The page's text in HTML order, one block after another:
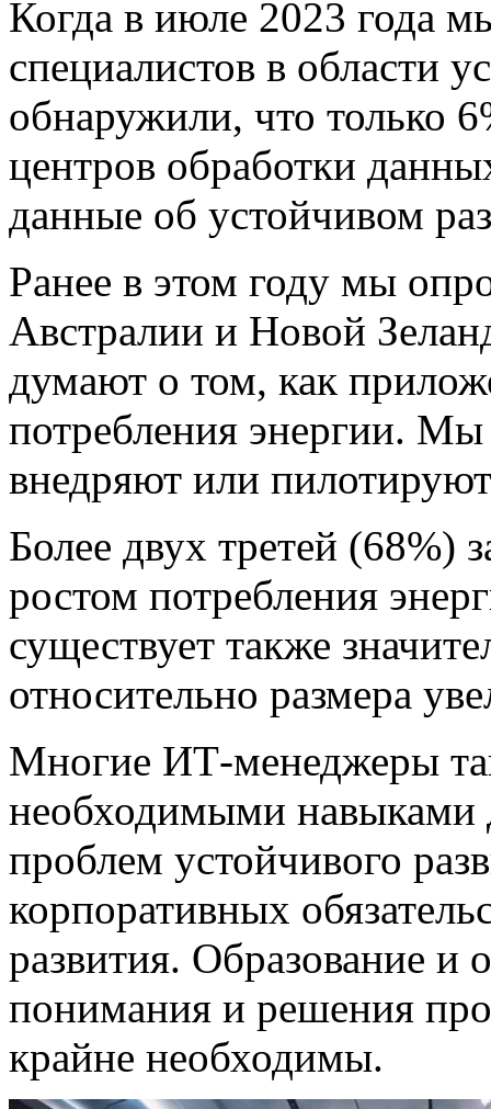
Когда в июле 2023 года
специалистов в области
обнаружили, что только
центров обработки
данные об устойчивом
Ранее в этом году мы
Австралии и Новой
думают о том, как
потребления энергии.
внедряют или
Более двух третей (68%)
ростом потребления
существует также
относительно размера
Многие ИТ-менеджеры
необходимыми навыками
проблем устойчивого
корпоративных
развития. Образование
понимания и решения
крайне необходимы.